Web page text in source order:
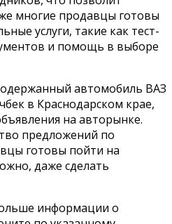
многие продавцы готовы
услуги, такие как тест-
и помощь в выборе
автомобиль ВАЗ
в Краснодарском крае,
на авторынке.
предложений по
готовы пойти на
даже сделать
информации о